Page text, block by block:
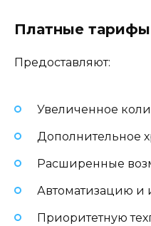
Платные тарифы
Предоставляют:
Увеличенное
Дополнительное
Расширенные
Автоматизацию и
Приоритетную